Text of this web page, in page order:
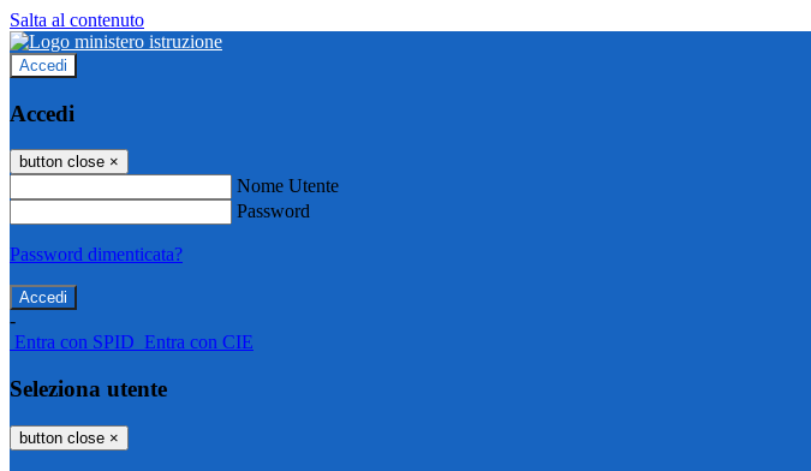
Salta al contenuto
Accedi
Accedi
button close ×
Nome Utente
Password
Password dimenticata?
-
Entra con SPID Entra con CIE
Seleziona utente
button close ×